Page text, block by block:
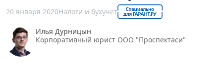
20 января 2020Налоги и бухучет
Илья Дурницын
Корпоративный юрист ООО "Проспектаси"